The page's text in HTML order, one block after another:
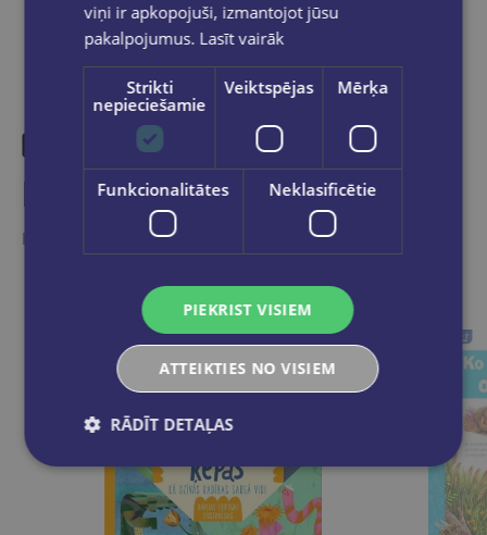
Līdzīgas preces
Ieskaties, varbūt noder
viņi ir apkopojuši, izmantojot jūsu
pakalpojumus. Lasīt vairāk
Strikti
nepieciešamie
Veiktspējas Mērķa
Funkcionalitātes Neklasificētie
PIEKRIST VISIEM
ATTEIKTIES NO VISIEM
RĀDĪT DETAĻAS